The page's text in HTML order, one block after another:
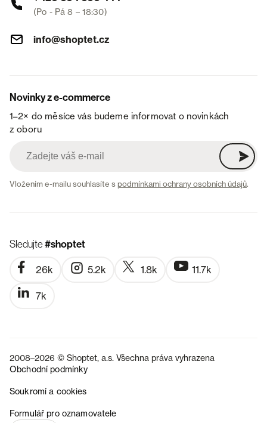
(Po - Pá 8 – 18:30)
info@shoptet.cz
Novinky z e-commerce
1–2× do měsíce vás budeme informovat o novinkách
z oboru
Vložením e-mailu souhlasíte spodmínkami ochrany osobních údajů.
Sledujte#shoptet
26k 5.2k 1.8k 11.7k
7k
2008–2026 © Shoptet, a.s. Všechna práva vyhrazena
Obchodní podmínky
Soukromí a cookies
Formulář pro oznamovatele